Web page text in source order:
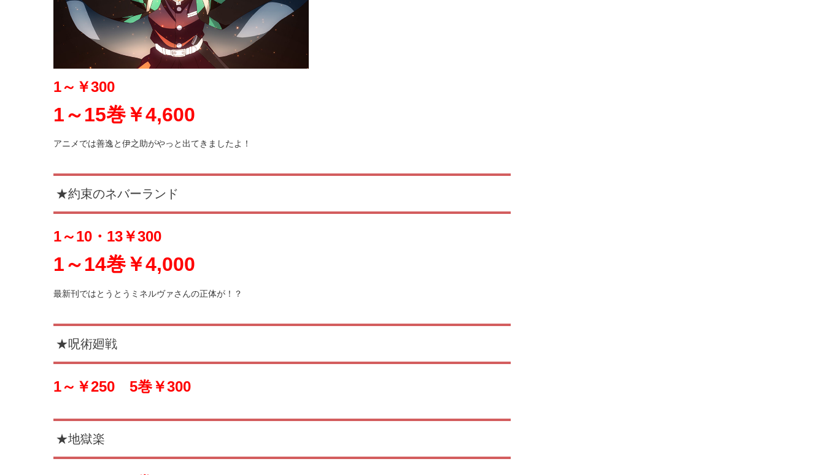
1～ ￥300
1～15巻￥4,600
アニメでは善逸と伊之助がやっと出てきましたよ！
★約束のネバーランド
1～10・13￥300
1～14巻￥4,000
最新刊ではとうとうミネルヴァさんの正体が！？
★呪術廻戦
1～￥250 5巻￥300
★地獄楽